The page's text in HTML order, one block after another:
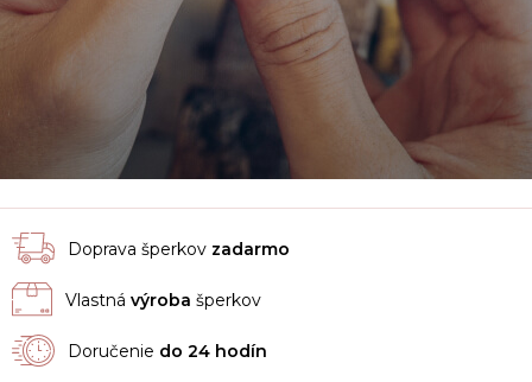
Doprava šperkov zadarmo
Vlastná výroba šperkov
Doručenie do 24 hodín